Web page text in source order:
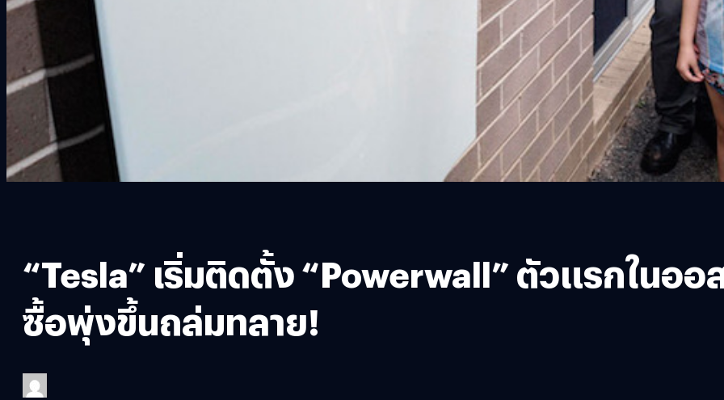
“Tesla” เริ่มติดตั้ง “Powerwall” ตัวแรกในอ
ซื้อพุ่งขึ้นถล่มทลาย!